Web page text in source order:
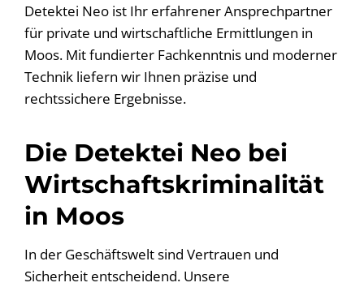
Detektei Neo ist Ihr erfahrener Ansprechpartner
für private und wirtschaftliche Ermittlungen in
Moos. Mit fundierter Fachkenntnis und moderner
Technik liefern wir Ihnen präzise und
rechtssichere Ergebnisse.
Die Detektei Neo bei
Wirtschaftskriminalität
in Moos
In der Geschäftswelt sind Vertrauen und
Sicherheit entscheidend. Unsere